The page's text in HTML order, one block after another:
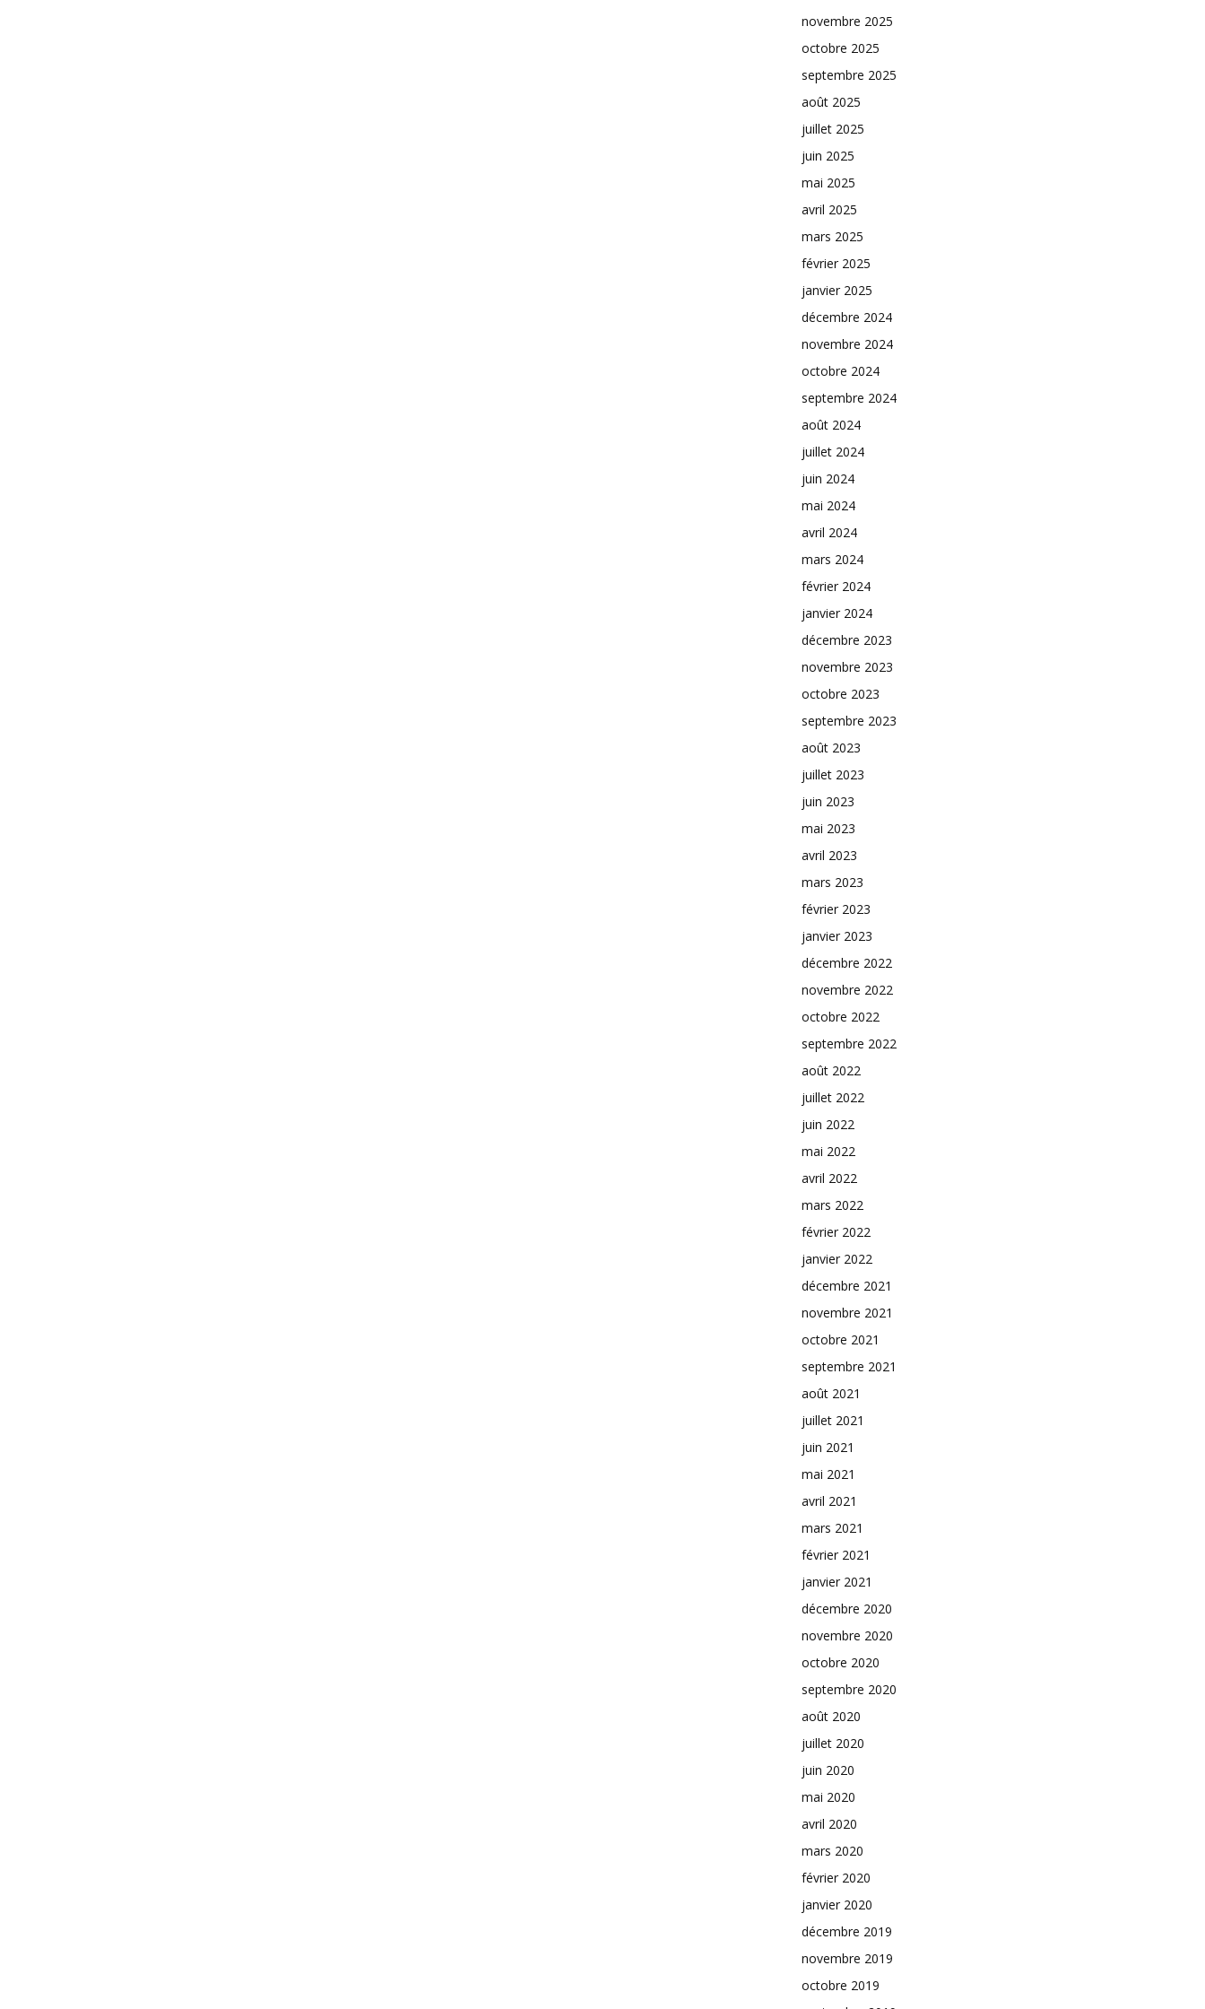
novembre 2025
octobre 2025
septembre 2025
août 2025
juillet 2025
juin 2025
mai 2025
avril 2025
mars 2025
février 2025
janvier 2025
décembre 2024
novembre 2024
octobre 2024
septembre 2024
août 2024
juillet 2024
juin 2024
mai 2024
avril 2024
mars 2024
février 2024
janvier 2024
décembre 2023
novembre 2023
octobre 2023
septembre 2023
août 2023
juillet 2023
juin 2023
mai 2023
avril 2023
mars 2023
février 2023
janvier 2023
décembre 2022
novembre 2022
octobre 2022
septembre 2022
août 2022
juillet 2022
juin 2022
mai 2022
avril 2022
mars 2022
février 2022
janvier 2022
décembre 2021
novembre 2021
octobre 2021
septembre 2021
août 2021
juillet 2021
juin 2021
mai 2021
avril 2021
mars 2021
février 2021
janvier 2021
décembre 2020
novembre 2020
octobre 2020
septembre 2020
août 2020
juillet 2020
juin 2020
mai 2020
avril 2020
mars 2020
février 2020
janvier 2020
décembre 2019
novembre 2019
octobre 2019